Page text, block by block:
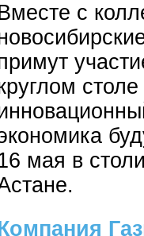
с
мая в